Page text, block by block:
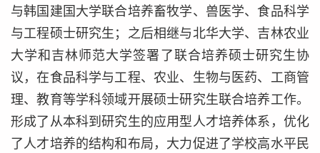
与韩国建国大学联合培养畜牧学、兽医学、食品科学
与工程硕士研究生；之后相继与北华大学、吉林农业
大学和吉林师范大学签署了联合培养硕士研究生协
议，在食品科学与工程、农业、生物与医药、工商管
理、教育等学科领域开展硕士研究生联合培养工作。
形成了从本科到研究生的应用型人才培养体系，优化
了人才培养的结构和布局，大力促进了学校高水平民